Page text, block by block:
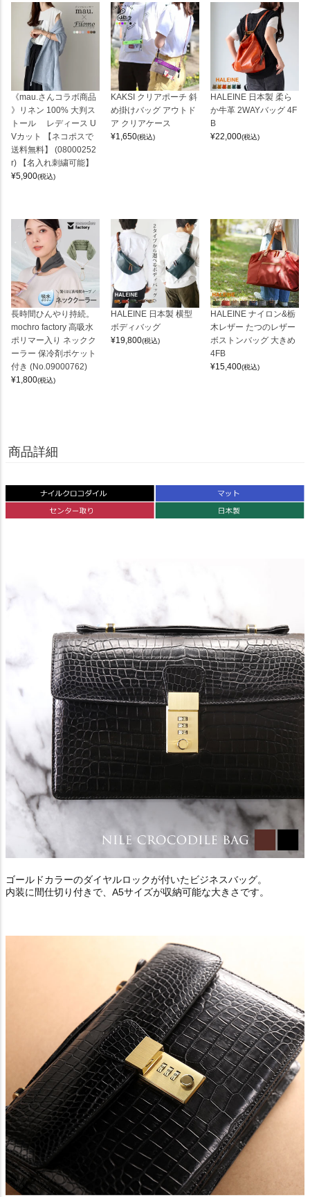
《mau.さんコラボ商品
》リネン 100% 大判ス
トール レディース U
Vカット 【ネコポスで
送料無料】 (08000252
r) 【名入れ刺繍可能】
¥5,900(税込)
KAKSI クリアポーチ 斜
め掛けバッグ アウトド
ア クリアケース
¥1,650(税込)
HALEINE 日本製 柔ら
か牛革 2WAYバッグ 4F
B
¥22,000(税込)
長時間ひんやり持続。
mochro factory 高吸水
ポリマー入り ネックク
ーラー 保冷剤ポケット
付き (No.09000762)
¥1,800(税込)
HALEINE 日本製 横型
ボディバッグ
¥19,800(税込)
HALEINE ナイロン&栃
木レザー たつのレザー
ボストンバッグ 大きめ
4FB
¥15,400(税込)
商品詳細
ゴールドカラーのダイヤルロックが付いたビジネスバッグ。
内装に間仕切り付きで、A5サイズが収納可能な大きさです。